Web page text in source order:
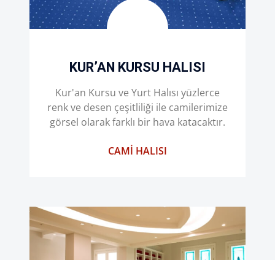
KUR’AN KURSU HALISI
Kur'an Kursu ve Yurt Halısı yüzlerce
renk ve desen çeşitliliği ile camilerimize
görsel olarak farklı bir hava katacaktır.
CAMI HALISI